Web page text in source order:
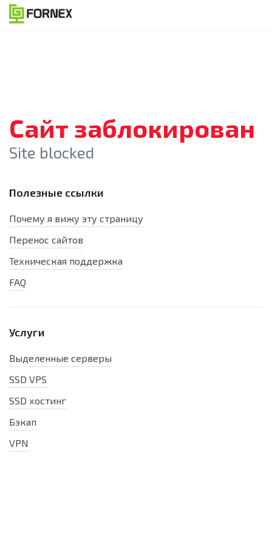
Сайт заблокирован
Site blocked
Полезные ссылки
Почему я вижу эту страницу
Перенос сайтов
Техническая поддержка
FAQ
Услуги
Выделенные серверы
SSD VPS
SSD хостинг
Бэкап
VPN